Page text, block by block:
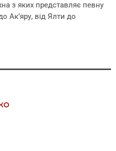
з яких представляє певну
Ак’яру, від Ялти до